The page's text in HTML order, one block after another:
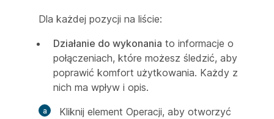
Dla każdej pozycji na liście:
Działanie do wykonania to informacje o
połączeniach, które możesz śledzić, aby
poprawić komfort użytkowania. Każdy z
nich ma wpływ i opis.
Kliknij element Operacji, aby otworzyć